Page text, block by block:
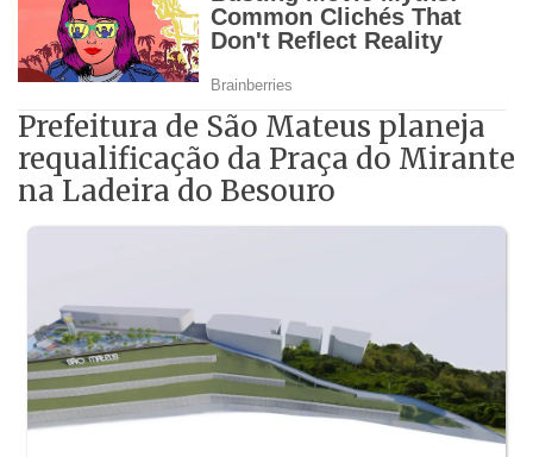
Prefeitura de São Mateus planeja
requalificação da Praça do Mirante
na Ladeira do Besouro